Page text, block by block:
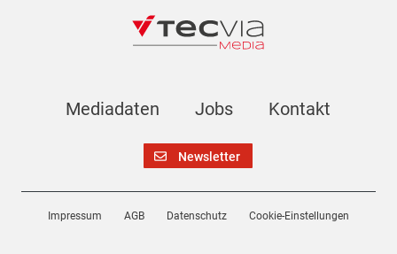
Mediadaten Jobs Kontakt
Newsletter
Impressum AGB Datenschutz Cookie-Einstellungen